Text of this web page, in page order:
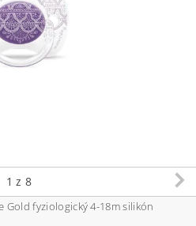
1 z 8
Gold fyziologický 4-18m silikón